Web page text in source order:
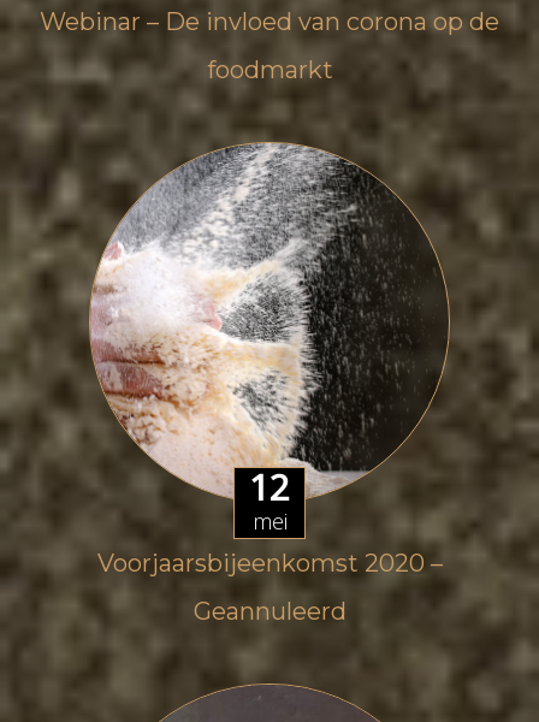
Webinar – De invloed van corona op de
foodmarkt
12
mei
Voorjaarsbijeenkomst 2020 –
Geannuleerd